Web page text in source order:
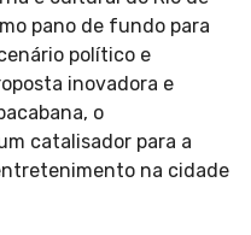
pano de fundo para
político e
inovadora e
o
catalisador para a
na cidade